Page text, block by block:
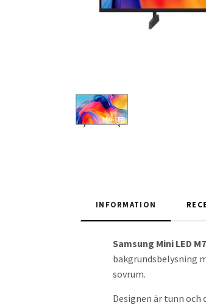
INFORMATION
Samsung Mini LED
bakgrundsbelysning
sovrum.
Designen är tunn